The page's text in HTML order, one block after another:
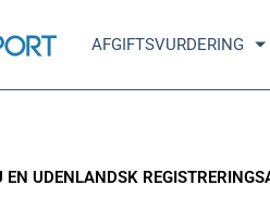
AFGIFTSVURDERING
UDENLANDSK